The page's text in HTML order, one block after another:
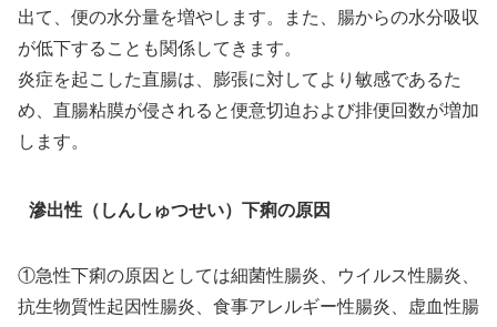
出て、便の水分量を増やします。また、腸からの水分吸収
が低下することも関係してきます。
炎症を起こした直腸は、膨張に対してより敏感であるた
め、直腸粘膜が侵されると便意切迫および排便回数が増加
します。
滲出性（しんしゅつせい）下痢の原因
①急性下痢の原因としては細菌性腸炎、ウイルス性腸炎、
抗生物質性起因性腸炎、食事アレルギー性腸炎、虚血性腸